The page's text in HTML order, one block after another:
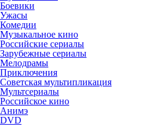
Боевики
Ужасы
Комедии
Музыкальное кино
Российские сериалы
Зарубежные сериалы
Мелодрамы
Приключения
Советская мультипликация
Мультсериалы
Российское кино
Анимэ
DVD